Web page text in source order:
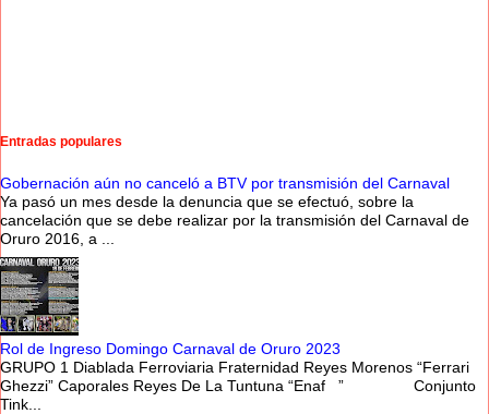
Entradas populares
Gobernación aún no canceló a BTV por transmisión del Carnaval
Ya pasó un mes desde la denuncia que se efectuó, sobre la
cancelación que se debe realizar por la transmisión del Carnaval de
Oruro 2016, a ...
Rol de Ingreso Domingo Carnaval de Oruro 2023
GRUPO 1 Diablada Ferroviaria Fraternidad Reyes Morenos “Ferrari
Ghezzi” Caporales Reyes De La Tuntuna “Enaf ” Conjunto
Tink...